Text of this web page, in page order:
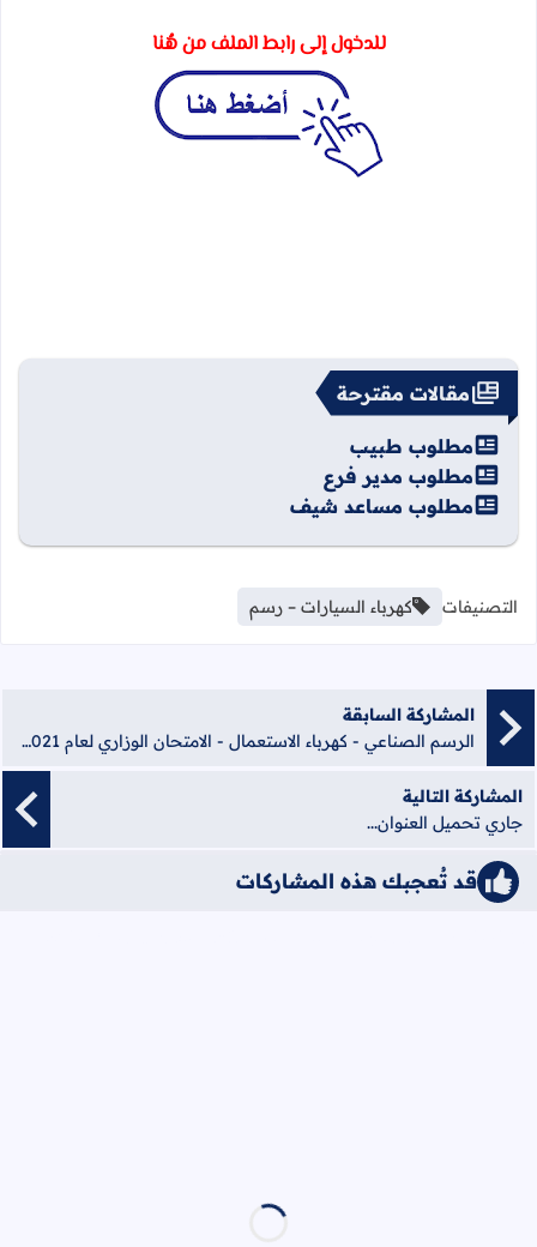
للدخول إلى رابط الملف من هُنا
مقالات مقترحة
مطلوب طبيب
مطلوب مدير فرع
مطلوب مساعد شيف
التصنيفات كهرباء السيارات – رسم
المشاركة السابقة
الرسم الصناعي - كهرباء الاستعمال - الامتحان الوزاري لعام 2021 مع الإجابات
المشاركة التالية
جاري تحميل العنوان...
قد تُعجبك هذه المشاركات